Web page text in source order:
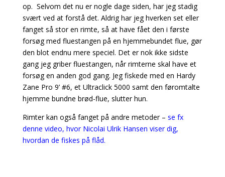
op. Selvom det nu er nogle dage siden, har jeg stadig
svært ved at forstå det. Aldrig har jeg hverken set eller
fanget så stor en rimte, så at have fået den i første
forsøg med fluestangen på en hjemmebundet flue, gør
den blot endnu mere speciel. Det er nok ikke sidste
gang jeg griber fluestangen, når rimterne skal have et
forsøg en anden god gang. Jeg fiskede med en Hardy
Zane Pro 9’ #6, et Ultraclick 5000 samt den føromtalte
hjemme bundne brød-flue, slutter hun.
Rimter kan også fanget på andre metoder – se fx
denne video, hvor Nicolai Ulrik Hansen viser dig,
hvordan de fiskes på flåd.